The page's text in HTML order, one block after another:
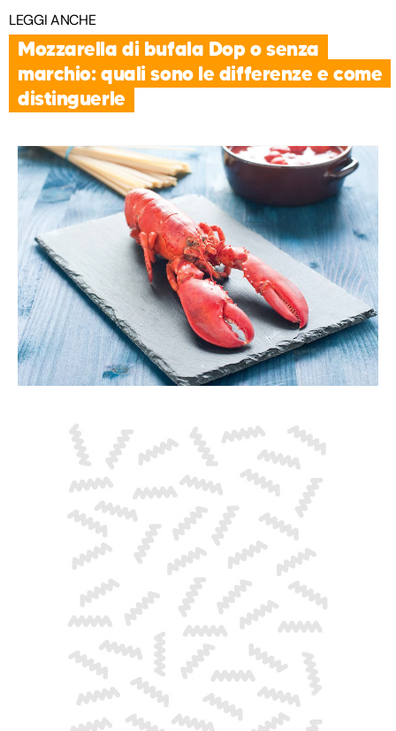
LEGGI ANCHE
Mozzarella di bufala Dop o senza
marchio: quali sono le differenze e come
distinguerle